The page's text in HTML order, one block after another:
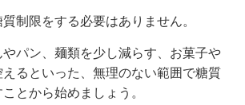
制限をする必要はありません。
パン、麺類を少し減らす、お菓子や
るといった、無理のない範囲で糖質
とから始めましょう。